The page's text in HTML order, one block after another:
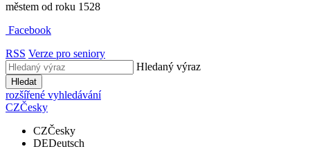
městem od roku 1528
Facebook
RSS Verze pro seniory
Hledaný výraz
Hledat
rozšířené vyhledávání
CZČesky
CZČesky
DEDeutsch